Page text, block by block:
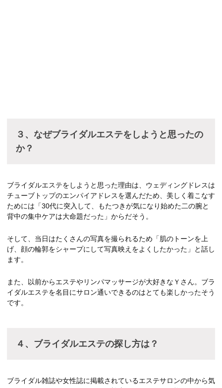
３、なぜブライダルエステをしようと思ったの
か？
ブライダルエステをしようと思った理由は、ウェディングドレスは
チューブトップのエンパイアドレスを選んだため、美しく着こなす
ためには「30代に突入して、もたつきが気になり始めた二の腕と
背中の集中ケアは大命題だった」からだそう。
そして、当日はたくさんの写真を撮られるため「肌のトーンを上
げ、顔の輪郭をシャープにして写真映えをよくしたかった」と話し
ます。
また、以前からエステやリンパマッサージが大好きなＹさん。ブラ
イダルエステを名目にサロン通いできるのはとても楽しかったそう
です。
４、ブライダルエステの探し方は？
ブライダル雑誌や女性誌に掲載されているエステサロンの中から気